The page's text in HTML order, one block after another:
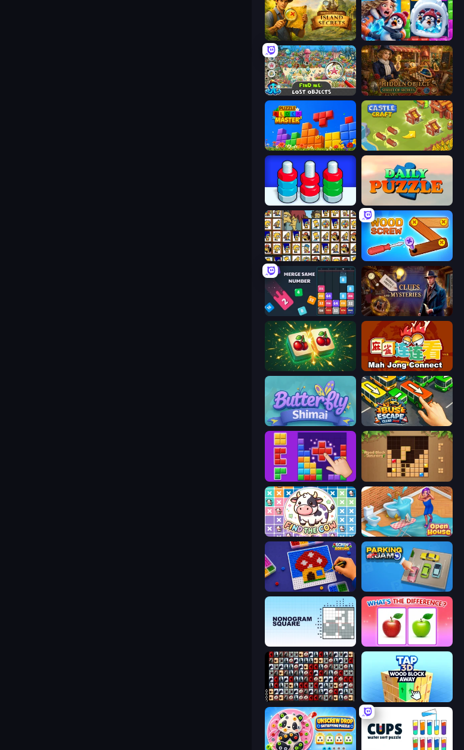
Hidden Objects: Island Secrets Captain Blast
Find Me: Lost Objects Hidden Object: Street Of Secrets
Puzzle Block Master Castle Craft
Tiles of the Simpsons Wood Screw: Bolts Puzzle
Drop & Merge the Numbers Hidden Object: Clues and Mysteries
Mahjong Puzzle: Tile Match Mahjong Connect (Legacy)
Butterfly Shimai Bus Escape: Clear Jam
BlockBuster Puzzle Wood Block Journey
Find The Cow Open House
Screw Sorting
What's The Difference?
War Mahjong